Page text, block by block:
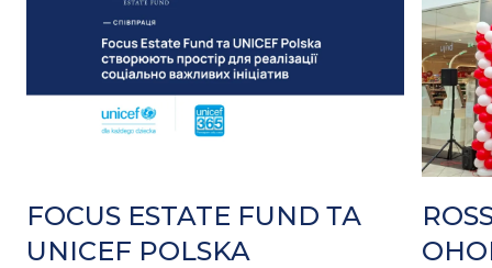
FOCUS ESTATE FUND ТА
UNICEF POLSKA